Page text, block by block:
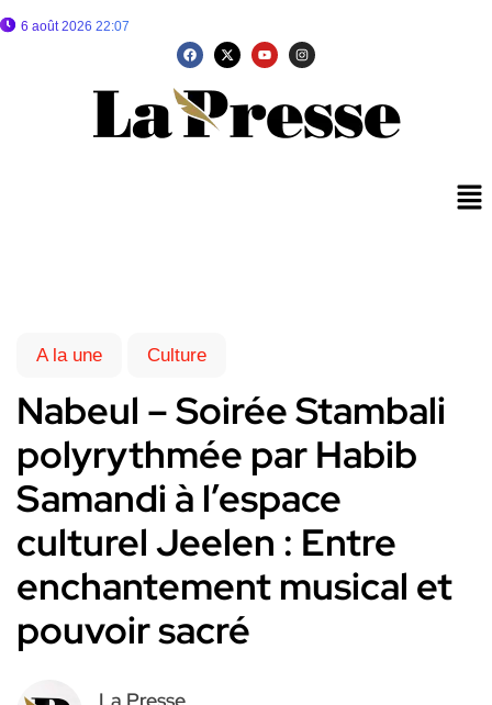
6 août 2026 22:07
A la une Culture
Nabeul – Soirée Stambali
polyrythmée par Habib
Samandi à l’espace
culturel Jeelen : Entre
enchantement musical et
pouvoir sacré